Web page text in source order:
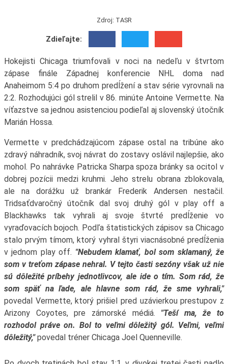
Zdroj: TASR
Zdieľajte:
Hokejisti Chicaga triumfovali v noci na nedeľu v štvrtom
zápase finále Západnej konferencie NHL doma nad
Anaheimom 5:4 po druhom predĺžení a stav série vyrovnali na
2:2. Rozhodujúci gól strelil v 86. minúte Antoine Vermette. Na
víťazstve sa jednou asistenciou podieľal aj slovenský útočník
Marián Hossa.
Vermette v predchádzajúcom zápase ostal na tribúne ako
zdravý náhradník, svoj návrat do zostavy oslávil najlepšie, ako
mohol. Po nahrávke Patricka Sharpa spoza bránky sa ocitol v
dobrej pozícii medzi kruhmi. Jeho strelu obrana zblokovala,
ale na dorážku už brankár Frederik Andersen nestačil.
Tridsaťdvaročný útočník dal svoj druhý gól v play off a
Blackhawks tak vyhrali aj svoje štvrté predĺženie vo
vyraďovacích bojoch. Podľa štatistických zápisov sa Chicago
stalo prvým tímom, ktorý vyhral štyri viacnásobné predĺženia
v jednom play off. "Nebudem klamať, bol som sklamaný, že
som v treťom zápase nehral. V tejto časti sezóny však už nie
sú dôležité príbehy jednotlivcov, ale ide o tím. Som rád, že
som späť na ľade, ale hlavne som rád, že sme vyhrali,"
povedal Vermette, ktorý prišiel pred uzávierkou prestupov z
Arizony Coyotes, pre zámorské médiá. "Teší ma, že to
rozhodol práve on. Bol to veľmi dôležitý gól. Veľmi, veľmi
dôležitý,"povedal tréner Chicaga Joel Quenneville.